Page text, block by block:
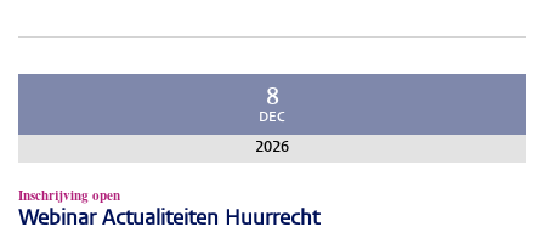
8
DEC
2026
Inschrijving open
Webinar Actualiteiten Huurrecht